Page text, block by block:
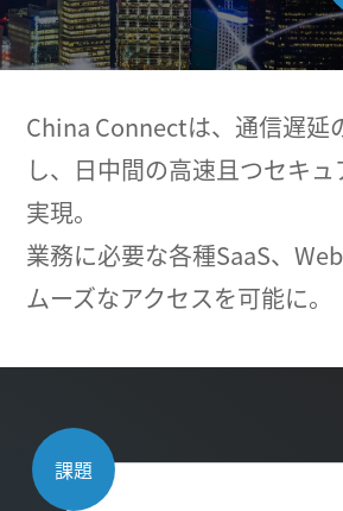
China Connectは、通信遅延
し、日中間の高速且つセキュ
実現。
業務に必要な各種SaaS、
ムーズなアクセスを可能に。
課題